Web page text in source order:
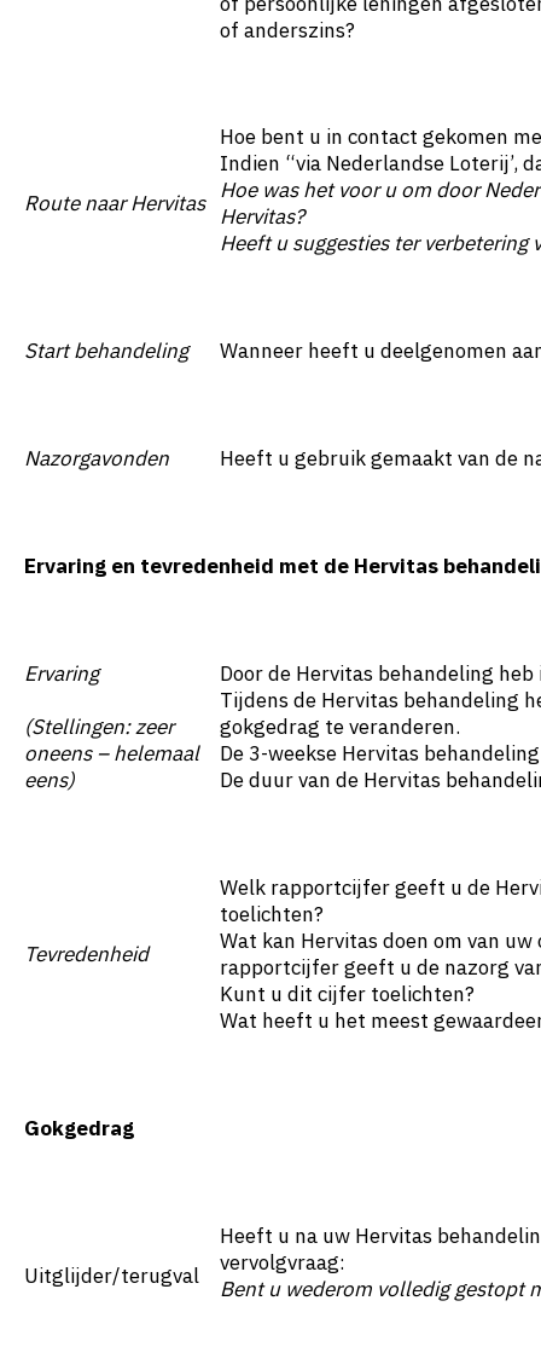
of anderszins?
Routenaar Hervitas
Hoe bent u in contact gekomen
Indien “via Nederlandse Loterij’,
Hoe was het voor u om door
Hervitas?
Heeft u suggesties ter verbetering
Start behandeling Wanneer heeft u deelgenomen
Nazorgavonden Heeft u gebruik gemaakt van de
Ervaring en tevredenheid met de Hervitas
Ervaring
(Stellingen: zeer
oneens – helemaal
eens)
Door de Hervitas behandeling
Tijdens de Hervitas behandeling
gokgedrag te veranderen.
De 3-weekse Hervitas
De duur van de Hervitas
Tevredenheid
Welk rapportcijfer geeft u de
toelichten?
Wat kan Hervitas doen om van
rapportcijfer geeft u de nazorg
Kunt u dit cijfer toelichten?
Wat heeft u het meest
Gokgedrag
Uitglijder/terugval
Heeft u na uw Hervitas
vervolgvraag:
Bent u wederom volledig gestopt